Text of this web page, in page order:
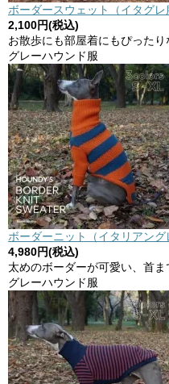
ボーダースウェット（イタグ
2,100円(税込)
お散歩にも部屋着にもぴった
グレーハウンド服
ボーダーニット（イタリアング
4,980円(税込)
太めのボーダーが可愛い、首
グレーハウンド服